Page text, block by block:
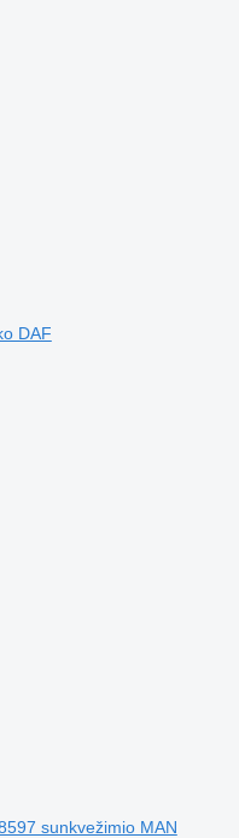
DAF
sunkvežimio MAN